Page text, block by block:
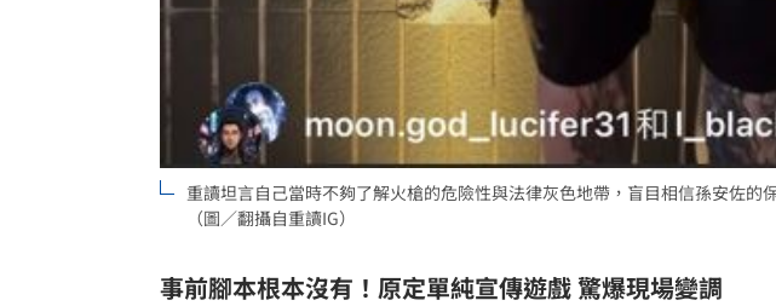
重讀坦言自己當時不夠了解火槍的危險性與法律灰色地帶，盲目相信孫安佐的
（圖／翻攝自重讀IG）
事前腳本根本沒有！原定單純宣傳遊戲 驚爆現場變調